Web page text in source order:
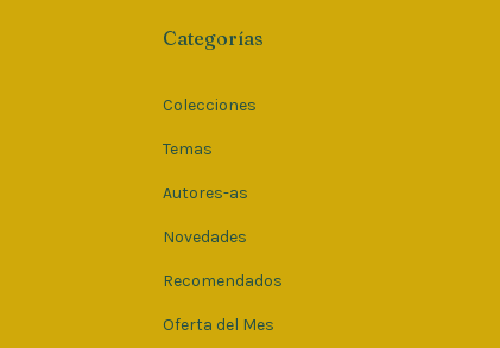
Categorías
Colecciones
Temas
Autores-as
Novedades
Recomendados
Oferta del Mes